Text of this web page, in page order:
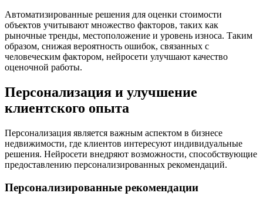
Автоматизированные решения для оценки стоимости
объектов учитывают множество факторов, таких как
рыночные тренды, местоположение и уровень износа. Таким
образом, снижая вероятность ошибок, связанных с
человеческим фактором, нейросети улучшают качество
оценочной работы.
Персонализация и улучшение
клиентского опыта
Персонализация является важным аспектом в бизнесе
недвижимости, где клиентов интересуют индивидуальные
решения. Нейросети внедряют возможности, способствующие
предоставлению персонализированных рекомендаций.
Персонализированные рекомендации